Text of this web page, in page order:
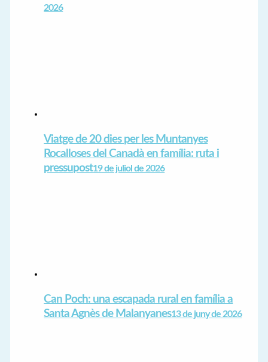
2026
Viatge de 20 dies per les Muntanyes
Rocalloses del Canadà en família: ruta i
pressupost19 de juliol de 2026
Can Poch: una escapada rural en família a
Santa Agnès de Malanyanes13 de juny de 2026